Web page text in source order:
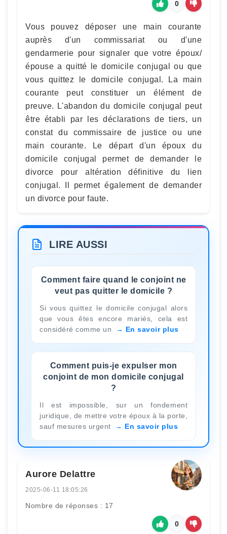
0
Vous pouvez déposer une main courante
auprès d'un commissariat ou d'une
gendarmerie pour signaler que votre époux/
épouse a quitté le domicile conjugal ou que
vous quittez le domicile conjugal. La main
courante peut constituer un élément de
preuve. L'abandon du domicile conjugal peut
être établi par les déclarations de tiers, un
constat du commissaire de justice ou une
main courante. Le départ d'un époux du
domicile conjugal permet de demander le
divorce pour altération définitive du lien
conjugal. Il permet également de demander
un divorce pour faute.
LIRE AUSSI
Comment faire quand le conjoint ne
veut pas quitter le domicile ?
Si vous quittez le domicile conjugal alors
que vous êtes encore mariés, cela est
considéré comme un
En savoir plus
Comment puis-je expulser mon
conjoint de mon domicile conjugal
?
Il est impossible, sur un fondement
juridique, de mettre votre époux à la porte,
sauf mesures urgent
En savoir plus
Aurore Delattre
2025-06-11 18:05:26
Nombre de réponses : 17
0